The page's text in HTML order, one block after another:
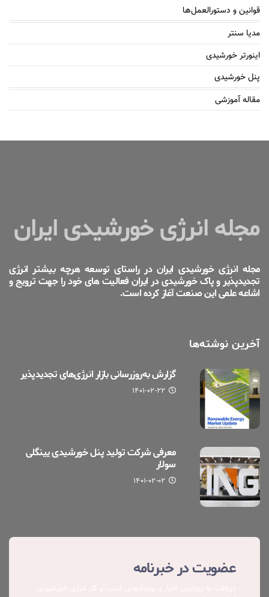
قوانین و دستورالعمل‌ها
مدیا سنتر
اینورتر خورشیدی
پنل خورشیدی
مقاله آموزشی
مجله انرژی خورشیدی ایران
مجله انرژی خورشیدی ایران در راستای توسعه هرچه بیشتر انرژی
تجدیدپذیر و پاک خورشیدی در ایران فعالیت های خود را جهت ترویج و
اشاعه علمی این صنعت آغاز کرده است.
آخرین نوشته‌ها
گزارش به‌روزرسانی بازار انرژی‌های تجدیدپذیر
۱۴۰۱-۰۲-۲۲
معرفی شرکت تولید پنل خورشیدی یینگلی
سولار
۱۴۰۱-۰۲-۰۲
عضویت در خبرنامه